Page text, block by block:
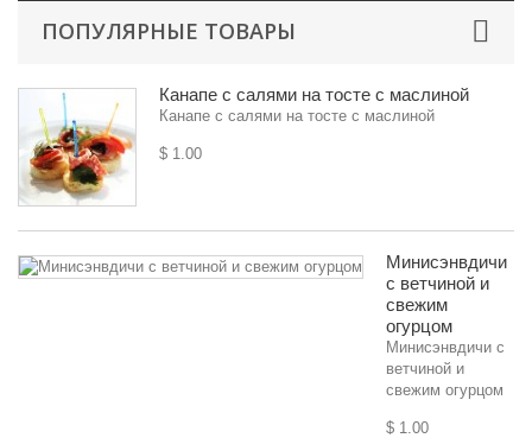
ПОПУЛЯРНЫЕ ТОВАРЫ
Канапе с салями на тосте с маслиной
Канапе с салями на тосте с маслиной
$ 1.00
Минисэнвдичи
с ветчиной и
свежим
огурцом
Минисэнвдичи с
ветчиной и
свежим огурцом
$ 1.00